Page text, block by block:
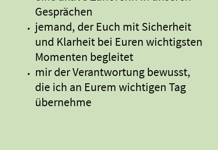
Gesprächen
jemand, der Euch mit Sicherheit
und Klarheit bei Euren wichtigsten
Momenten begleitet
mir der Verantwortung bewusst,
die ich an Eurem wichtigen Tag
übernehme